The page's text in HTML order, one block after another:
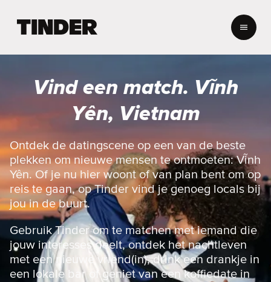
r
o
e
p
a
g
i
n
a
Vind een match. Vĩnh
Yên, Vietnam
Ontdek de datingscene op een van de beste
plekken om nieuwe mensen te ontmoeten: Vĩnh
Yên. Of je nu hier woont of van plan bent om op
reis te gaan, op Tinder vind je genoeg locals bij
jou in de buurt.
Gebruik Tinder om te matchen met iemand die
jouw interesses deelt, ontdek het nachtleven
met een nieuwe vriend(in), drink een drankje in
een lokale bar of geniet van een koffiedate in